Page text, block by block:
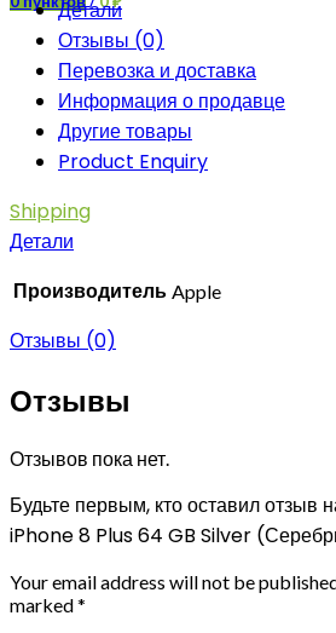
Детали
Отзывы (0)
Перевозка и доставка
Информация о продавце
Другие товары
Product Enquiry
Shipping
Детали
Производитель Apple
Отзывы (0)
Отзывы
Отзывов пока нет.
Будьте первым, кто оставил
iPhone 8 Plus 64 GB Silver
Your email address will not be
marked*